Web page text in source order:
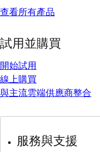
查看所有產品
試用並購買
開始試用
線上購買
與主流雲端供應商整合
服務與支援